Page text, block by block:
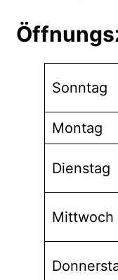
Sonntag
Montag
Dienstag
Mittwoch